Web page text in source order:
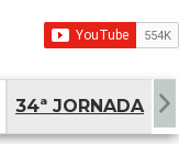
34ª JORNADA